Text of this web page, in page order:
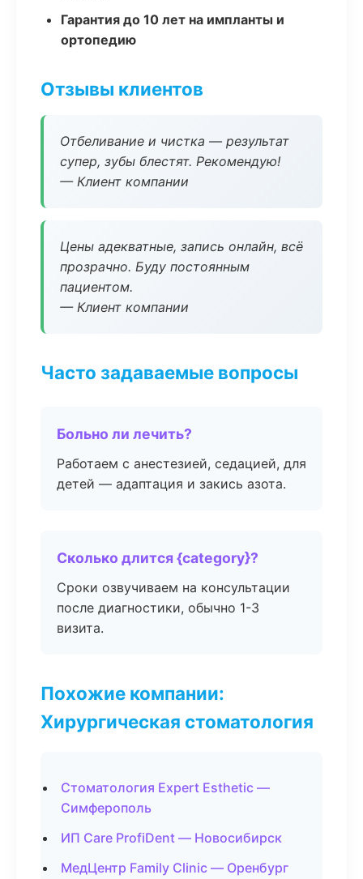
Гарантия до 10 лет на импланты и
ортопедию
Отзывы клиентов
Отбеливание и чистка — результат
супер, зубы блестят. Рекомендую!
— Клиент компании
Цены адекватные, запись онлайн, всё
прозрачно. Буду постоянным
пациентом.
— Клиент компании
Часто задаваемые вопросы
Больно ли лечить?
Работаем с анестезией, седацией, для
детей — адаптация и закись азота.
Сколько длится {category}?
Сроки озвучиваем на консультации
после диагностики, обычно 1-3
визита.
Похожие компании:
Хирургическая стоматология
Стоматология Expert Esthetic —
Симферополь
ИП Care ProfiDent — Новосибирск
МедЦентр Family Clinic — Оренбург